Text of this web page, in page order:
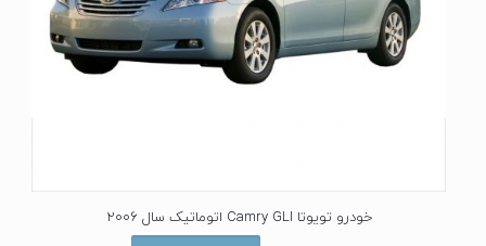
خودرو تویوتا Camry GLI اتوماتیک سال 2006